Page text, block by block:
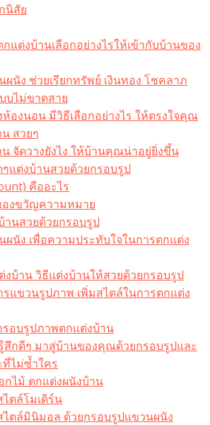
นิสัย
แต่งบ้านเลือกอย่างไรให้เข้ากับบ้านของ
นัง ช่วยเรียกทรัพย์ เงินทอง โชคลาภ
บไม่ขาดสาย
องนอน มีวิธีเลือกอย่างไร ให้ตรงใจคุณ
สวยๆ
จัดวางยังไง ให้บ้านคุณน่าอยู่ยิ่งขึ้น
ๆแต่งบ้านสวยด้วยกรอบรูป
คืออะไร​
องขวัญความหมาย
านสวยด้วยกรอบรูป
นัง เพื่อความประทับใจในการตกแต่ง
บ้าน วิธีแต่งบ้านให้สวยด้วยกรอบรูป
แขวนรูปภาพ เพิ่มสไตล์ในการตกแต่ง
รอบรูปภาพตกแต่งบ้าน
สึกดีๆ มาสู่บ้านของคุณด้วยกรอบรูปและ
ไม่ซ้ำใคร
กไม้ ตกแต่งผนังบ้าน
ตล์โมเดิร์น
ไตล์มินิมอล ด้วยกรอบรูปแขวนผนัง